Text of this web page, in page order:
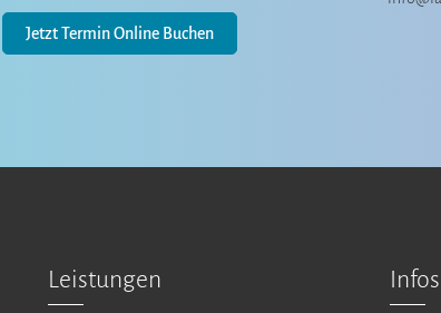
Jetzt Termin Online Buchen
Leistungen